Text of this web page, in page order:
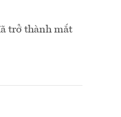
trở thành mắt